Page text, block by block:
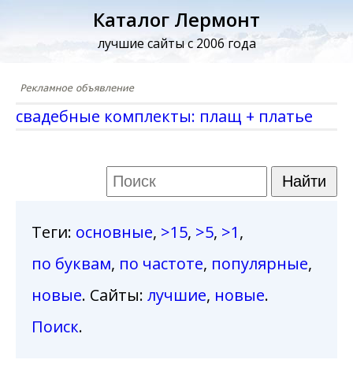
Каталог Лермонт
лучшие сайты с 2006 года
свадебные комплекты: плащ + платье
Теги: основные, >15, >5, >1,
по буквам, по частоте, популярные,
новые. Сайты: лучшие, новые.
Поиск.